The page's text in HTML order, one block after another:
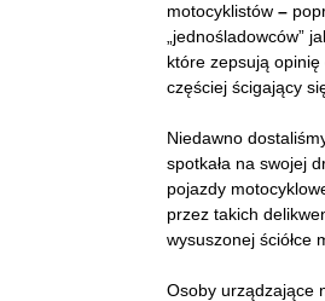
motocyklistów –
„jednośladowców”
które zepsują
częściej ścigający
Niedawno
spotkała na swojej
pojazdy
przez takich
wysuszonej ściółce
Osoby urządzające